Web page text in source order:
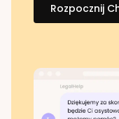
Rozpocznij